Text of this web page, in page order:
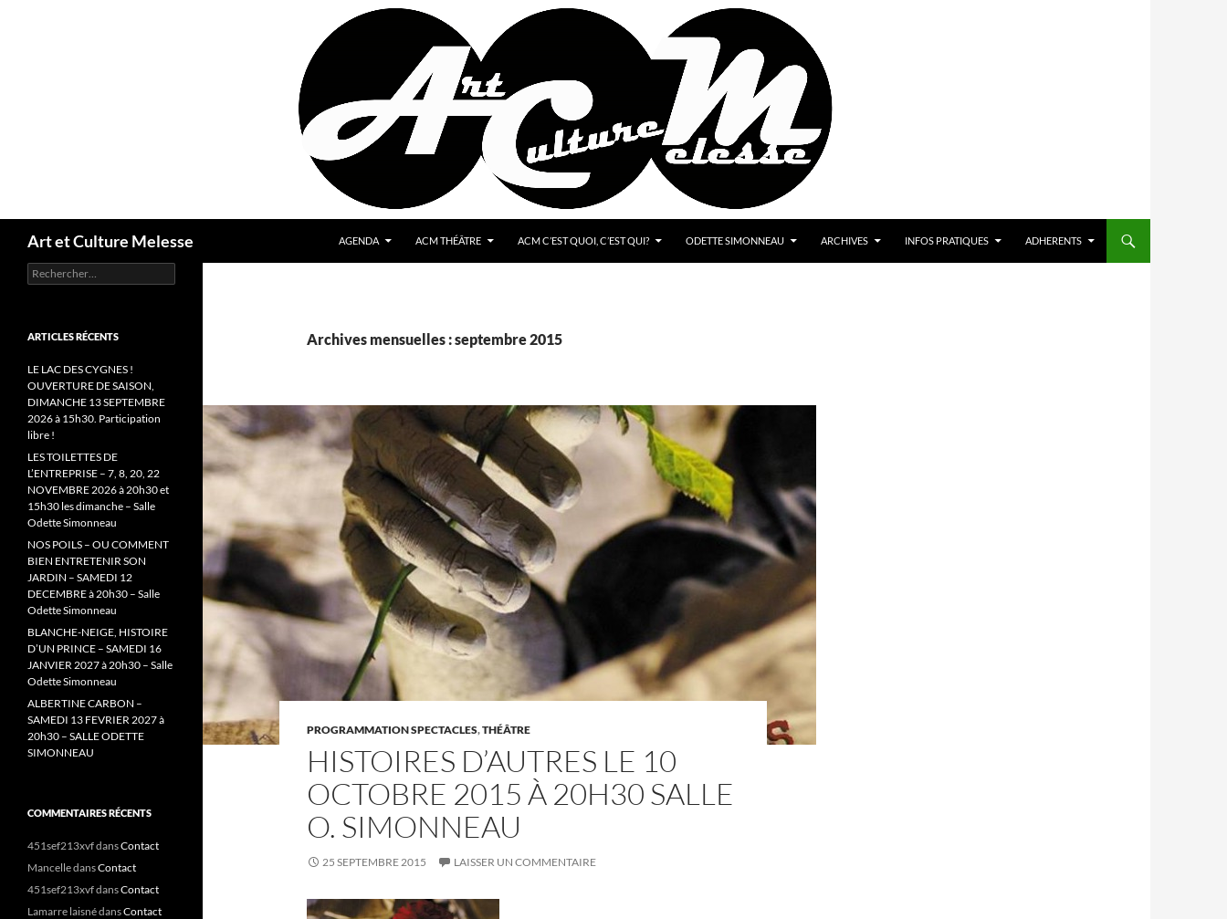
Art et Culture Melesse AGENDA ACM THÉÂTRE ACM C’EST QUOI, C’EST QUI? ODETTE SIMONNEAU ARCHIVES INFOS PRATIQUES ADHERENTS
Archives mensuelles : septembre 2015
PROGRAMMATION SPECTACLES,THÉÂTRE
HISTOIRES D’AUTRES LE 10
OCTOBRE 2015 À 20H30 SALLE
O. SIMONNEAU
25 SEPTEMBRE 2015 LAISSER UN COMMENTAIRE
Rechercher :
ARTICLES RÉCENTS
LE LAC DES CYGNES !
OUVERTURE DE SAISON,
DIMANCHE 13 SEPTEMBRE
2026 à 15h30. Participation
libre !
LES TOILETTES DE
L’ENTREPRISE – 7, 8, 20, 22
NOVEMBRE 2026 à 20h30 et
15h30 les dimanche – Salle
Odette Simonneau
NOS POILS – OU COMMENT
BIEN ENTRETENIR SON
JARDIN – SAMEDI 12
DECEMBRE à 20h30 – Salle
Odette Simonneau
BLANCHE-NEIGE, HISTOIRE
D’UN PRINCE – SAMEDI 16
JANVIER 2027 à 20h30 – Salle
Odette Simonneau
ALBERTINE CARBON –
SAMEDI 13 FEVRIER 2027 à
20h30 – SALLE ODETTE
SIMONNEAU
COMMENTAIRES RÉCENTS
451sef213xvfdansContact
MancelledansContact
451sef213xvfdansContact
Lamarre laisnédansContact